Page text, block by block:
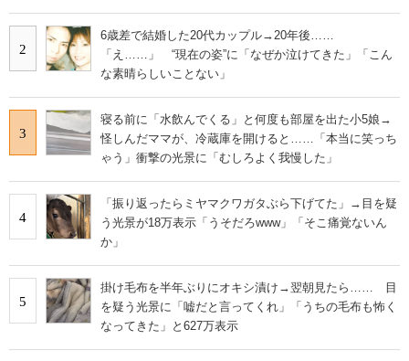
2
6歳差で結婚した20代カップル→20年後……
「え……」 “現在の姿”に「なぜか泣けてきた」「こん
な素晴らしいことない」
3
寝る前に「水飲んでくる」と何度も部屋を出た小5娘→
怪しんだママが、冷蔵庫を開けると……「本当に笑っち
ゃう」衝撃の光景に「むしろよく我慢した」
4
「振り返ったらミヤマクワガタぶら下げてた」→目を疑
う光景が18万表示「うそだろwww」「そこ痛覚ないん
か」
5
掛け毛布を半年ぶりにオキシ漬け→翌朝見たら…… 目
を疑う光景に「嘘だと言ってくれ」「うちの毛布も怖く
なってきた」と627万表示